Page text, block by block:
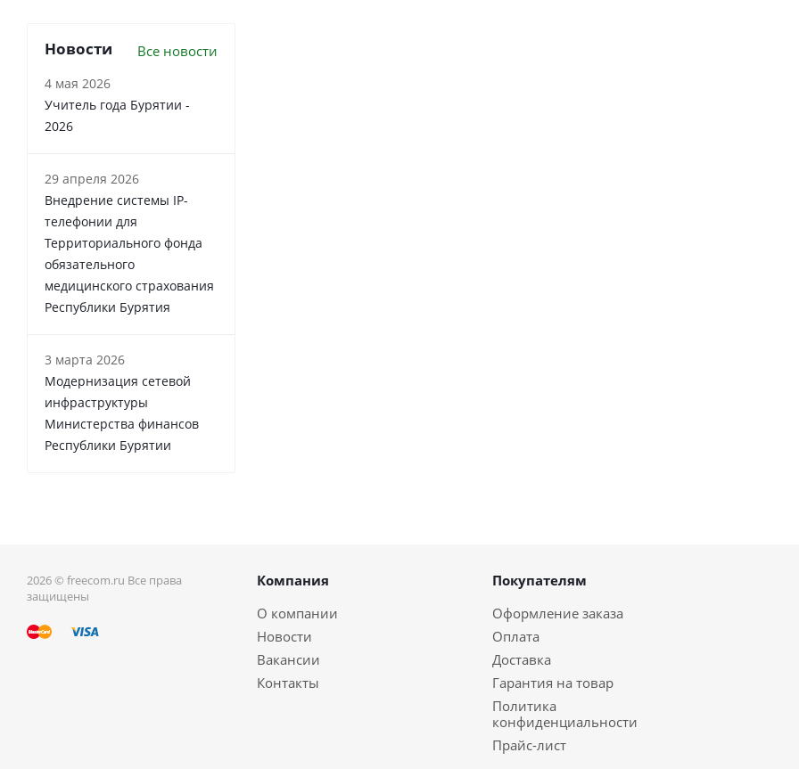
Новости Все новости
4 мая 2026
Учитель года Бурятии -
2026
29 апреля 2026
Внедрение системы IP-
телефонии для
Территориального фонда
обязательного
медицинского страхования
Республики Бурятия
3 марта 2026
Модернизация сетевой
инфраструктуры
Министерства финансов
Республики Бурятии
2026 © freecom.ru Все права
защищены
Компания
О компании
Новости
Вакансии
Контакты
Покупателям
Оформление заказа
Оплата
Доставка
Гарантия на товар
Политика
конфиденциальности
Прайс-лист